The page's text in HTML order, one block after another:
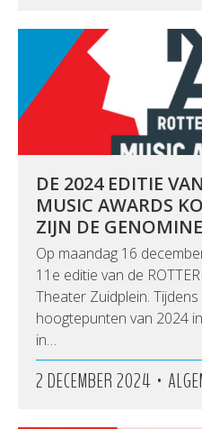
DE 2024 EDITIE
MUSIC AWARDS
ZIJN DE
Op maandag 16
11e editie van de
Theater Zuidplein.
hoogtepunten van 2024
in…
2 DECEMBER 2024 •